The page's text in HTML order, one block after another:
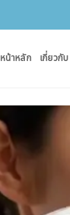
หน้าหลัก เกี่ยวกับ